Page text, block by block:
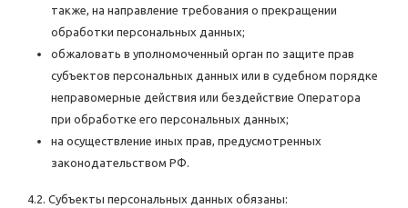
также, на направление требования о прекращении
обработки персональных данных;
обжаловать в уполномоченный орган по защите прав
субъектов персональных данных или в судебном порядке
неправомерные действия или бездействие Оператора
при обработке его персональных данных;
на осуществление иных прав, предусмотренных
законодательством РФ.
4.2. Субъекты персональных данных обязаны: